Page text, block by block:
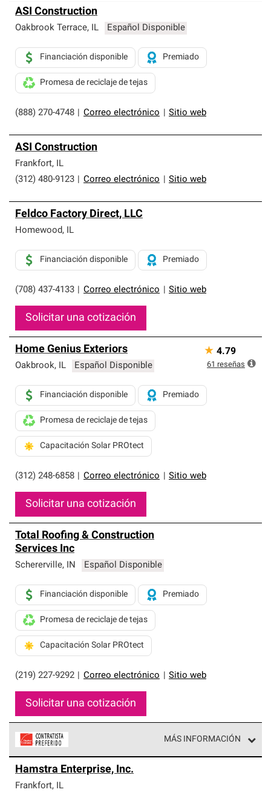
ASI Construction
Oakbrook Terrace, IL Español Disponible
(888) 270-4748 Correo electrónico Sitio web
Financiación disponible Premiado
Promesa de reciclaje de tejas
ASI Construction
Frankfort, IL
(312) 480-9123
Correo electrónico Sitio web
Feldco Factory Direct, LLC
Homewood, IL
(708) 437-4133 Correo electrónico Sitio web
Financiación disponible Premiado
Solicitar una cotización
Home Genius Exteriors
Oakbrook, IL Español Disponible
(312) 248-6858 Correo electrónico Sitio web
Financiación disponible Premiado
Promesa de reciclaje de tejas
Capacitación Solar PROtect
Solicitar una cotización
★ 4.79
61 reseñas
Total Roofing & Construction
Services Inc
Schererville, IN Español Disponible
(219) 227-9292 Correo electrónico Sitio web
Financiación disponible Premiado
Promesa de reciclaje de tejas
Capacitación Solar PROtect
Solicitar una cotización
MÁS INFORMACIÓN
parte de una red exclusiva de profesionales de techos
que cumplen con altos estándares y requisitos estrictos
Hamstra Enterprise, Inc.
Frankfort, IL